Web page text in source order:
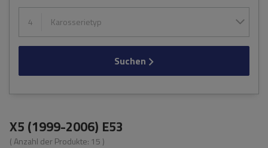
4 Karosserietyp
Suchen
X5 (1999-2006) E53
( Anzahl der Produkte: 15 )